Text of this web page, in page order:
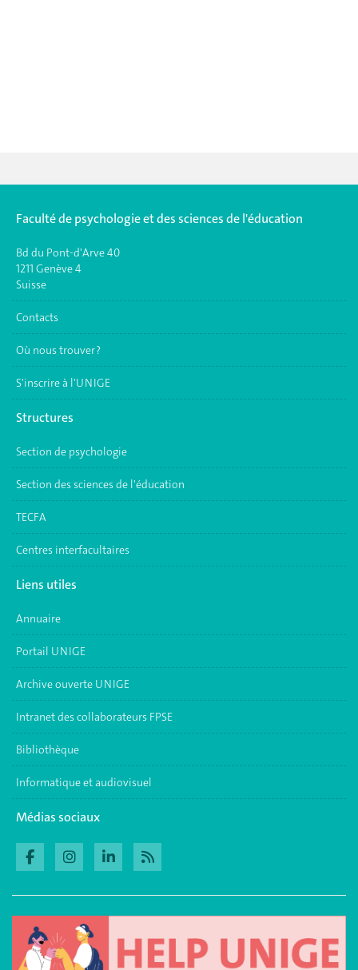
Faculté de psychologie et des sciences de l'éducation
Bd du Pont-d'Arve 40
1211 Genève 4
Suisse
Contacts
Où nous trouver ?
S'inscrire à l'UNIGE
Structures
Section de psychologie
Section des sciences de l'éducation
TECFA
Centres interfacultaires
Liens utiles
Annuaire
Portail UNIGE
Archive ouverte UNIGE
Intranet des collaborateurs FPSE
Bibliothèque
Informatique et audiovisuel
Médias sociaux